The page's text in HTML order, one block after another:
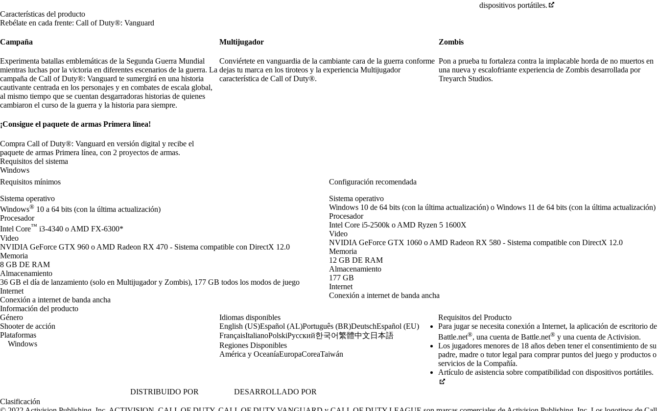
dispositivos portátiles.
Características del producto
Rebélate en cada frente: Call of Duty®: Vanguard
Campaña
Experimenta batallas emblemáticas de la Segunda Guerra Mundial
mientras luchas por la victoria en diferentes escenarios de la guerra. La
campaña de Call of Duty®: Vanguard te sumergirá en una historia
cautivante centrada en los personajes y en combates de escala global,
al mismo tiempo que se cuentan desgarradoras historias de quienes
cambiaron el curso de la guerra y la historia para siempre.
Multijugador
Conviértete en vanguardia de la cambiante cara de la guerra conforme
dejas tu marca en los tiroteos y la experiencia Multijugador
característica de Call of Duty®.
Zombis
Pon a prueba tu fortaleza contra la implacable horda de no muertos en
una nueva y escalofriante experiencia de Zombis desarrollada por
Treyarch Studios.
¡Consigue el paquete de armas Primera línea!
Compra Call of Duty®: Vanguard en versión digital y recibe el
paquete de armas Primera línea, con 2 proyectos de armas.
Requisitos del sistema
Windows
Requisitos mínimos
Sistema operativo
Windows® 10 a 64 bits (con la última actualización)
Procesador
Intel Core™ i3-4340 o AMD FX-6300*
Video
NVIDIA GeForce GTX 960 o AMD Radeon RX 470 - Sistema compatible con DirectX 12.0
Memoria
8 GB DE RAM
Almacenamiento
36 GB el día de lanzamiento (solo en Multijugador y Zombis), 177 GB todos los modos de juego
Internet
Conexión a internet de banda ancha
Configuración recomendada
Sistema operativo
Windows 10 de 64 bits (con la última actualización) o Windows 11 de 64 bits (con la última actualización)
Procesador
Intel Core i5-2500k o AMD Ryzen 5 1600X
Video
NVIDIA GeForce GTX 1060 o AMD Radeon RX 580 - Sistema compatible con DirectX 12.0
Memoria
12 GB DE RAM
Almacenamiento
177 GB
Internet
Conexión a internet de banda ancha
Información del producto
Género
Shooter de acción
Plataformas
Windows
Idiomas disponibles
English (US)Español (AL)Português (BR)DeutschEspañol (EU)
FrançaisItalianoPolskiРусский한국어繁體中文 日本語
Regiones Disponibles
América y OceaníaEuropaCoreaTaiwán
Requisitos del Producto
Para jugar se necesita conexión a Internet, la aplicación de escritorio de
Battle.net®, una cuenta de Battle.net® y una cuenta de Activision.
Los jugadores menores de 18 años deben tener el consentimiento de su
padre, madre o tutor legal para comprar puntos del juego y productos o
servicios de la Compañía.
Artículo de asistencia sobre compatibilidad con dispositivos portátiles.
DISTRIBUIDO POR
DESARROLLADO POR
Clasificación